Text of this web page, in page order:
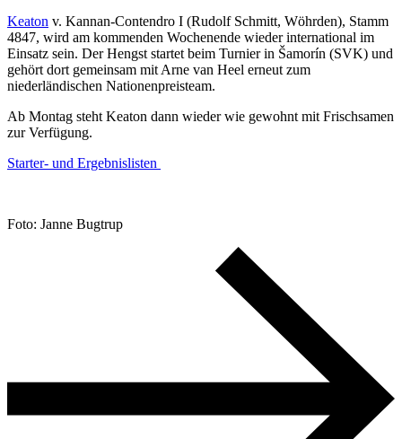
Keaton v. Kannan-Contendro I (Rudolf Schmitt, Wöhrden), Stamm
4847, wird am kommenden Wochenende wieder international im
Einsatz sein. Der Hengst startet beim Turnier in Šamorín (SVK) und
gehört dort gemeinsam mit Arne van Heel erneut zum
niederländischen Nationenpreisteam.
Ab Montag steht Keaton dann wieder wie gewohnt mit Frischsamen
zur Verfügung.
Starter- und Ergebnislisten
Foto: Janne Bugtrup